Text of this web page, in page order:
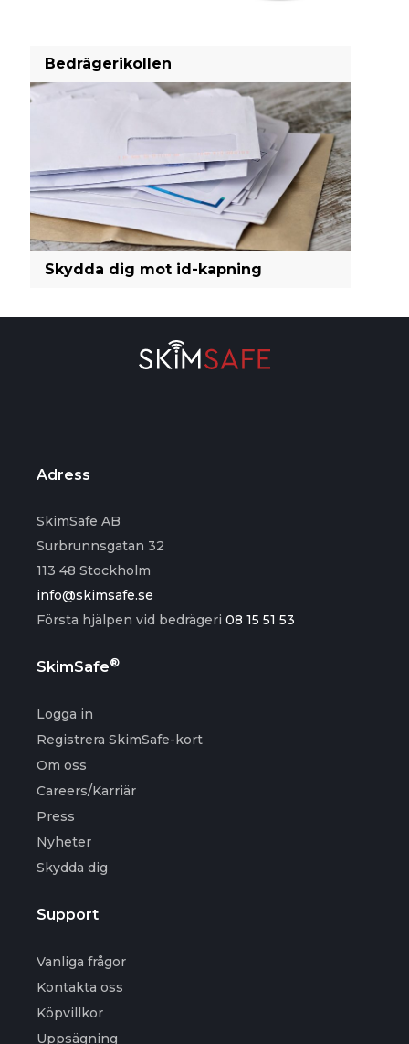
Bedrägerikollen
Skydda dig mot id-kapning
Adress
SkimSafe AB
Surbrunnsgatan 32
113 48 Stockholm
info@skimsafe.se
Första hjälpen vid bedrägeri 08 15 51 53
SkimSafe®
Logga in
Registrera SkimSafe-kort
Om oss
Careers/Karriär
Press
Nyheter
Skydda dig
Support
Vanliga frågor
Kontakta oss
Köpvillkor
Uppsägning